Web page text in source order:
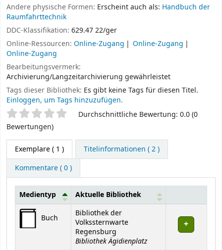
Andere physische Formen: Erscheint auch als: Handbuch der
Raumfahrttechnik
DDC-Klassifikation: 629.47 22/ger
Online-Ressourcen: Online-Zugang
Online-Zugang
Online-Zugang
Bearbeitungsvermerk:
Archivierung/Langzeitarchivierung gewährleistet
Tags dieser Bibliothek: Es gibt keine Tags für diesen Titel.
Einloggen, um Tags hinzuzufügen.
SternchenbewertungDurchschnittliche Bewertung: 0.0 (0
Bewertungen)
Exemplare( 1 )
Titelinformationen ( 2 )
Kommentare ( 0 )
Exemplare
Medientyp Aktuelle Bibliothek
Buch
Bibliothek der
Volkssternwarte
Regensburg
Bibliothek Ägidienplatz